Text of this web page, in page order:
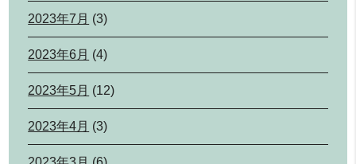
2023年7月 (3)
2023年6月 (4)
2023年5月 (12)
2023年4月 (3)